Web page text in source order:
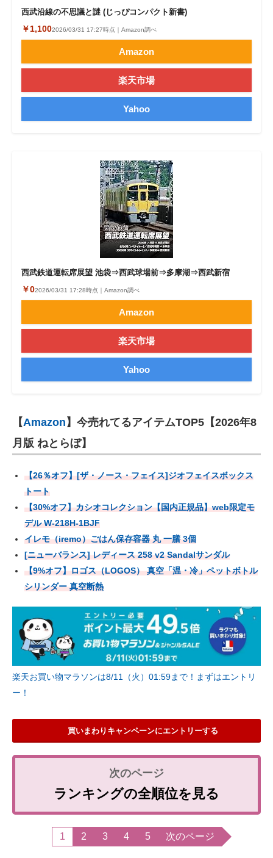
西武沿線の不思議と謎 (じっぴコンパクト新書)
￥1,1002026/03/31 17:27時点｜Amazon調べ
Amazon
楽天市場
Yahoo
西武鉄道運転席展望 池袋⇒西武球場前⇒多摩湖⇒西武新宿
￥02026/03/31 17:28時点｜Amazon調べ
Amazon
楽天市場
Yahoo
【Amazon 】今売れてるアイテムTOP5【2026年8
月版 ねとらぼ】
【26％オフ】[ザ・ノース・フェイス]ジオフェイスボックス
トート
【30%オフ】カシオコレクション【国内正規品】web限定モ
デル W-218H-1BJF
イレモ（iremo）ごはん保存容器 丸 一膳 3個
[ニューバランス] レディース 258 v2 Sandalサンダル
【9%オフ】ロゴス（LOGOS） 真空「温・冷」ペットボトル
シリンダー 真空断熱
楽天お買い物マラソンは8/11（火）01:59まで！まずはエントリ
ー！
買いまわりキャンペーンにエントリーする
ランキングの全順位を見る
1 2 3 4 5 次のページ